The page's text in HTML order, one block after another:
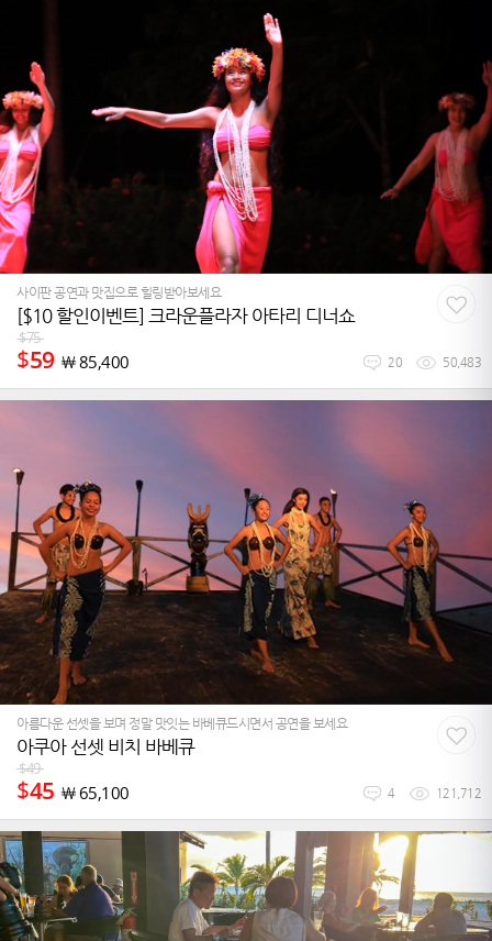
사이판 공연과 맛집으로 힐링받아보세요
[$10 할인이벤트] 크라운플라자 아타리 디너쇼
$75
$59 ￦85,400 20 50,483
아름다운 선셋을 보며 정말 맛잇는 바베큐드시면서 공연을 보세요
아쿠아 선셋 비치 바베큐
$49
$45 ￦65,100 4 121,712